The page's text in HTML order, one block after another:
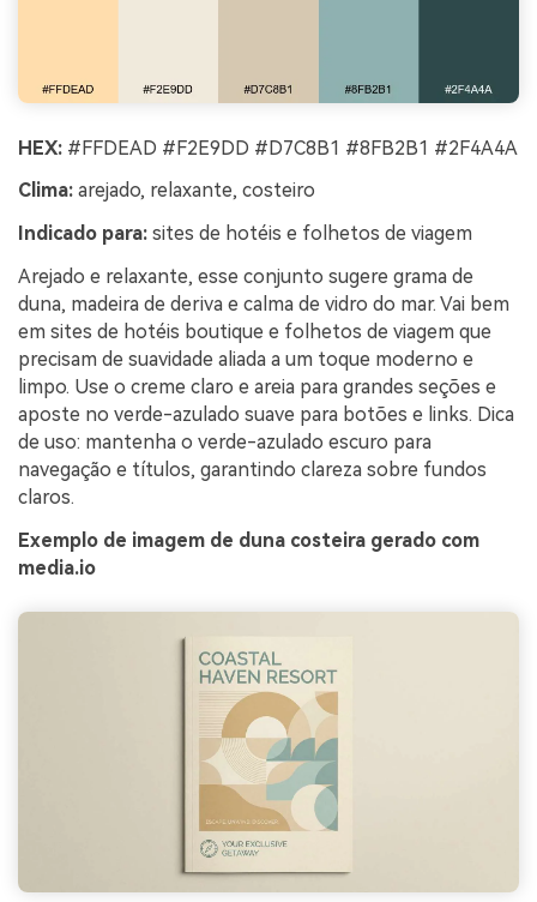
HEX: #FFDEAD #F2E9DD #D7C8B1 #8FB2B1 #2F4A4A
Clima: arejado, relaxante, costeiro
Indicado para: sites de hotéis e folhetos de viagem
Arejado e relaxante, esse conjunto sugere grama de
duna, madeira de deriva e calma de vidro do mar. Vai bem
em sites de hotéis boutique e folhetos de viagem que
precisam de suavidade aliada a um toque moderno e
limpo. Use o creme claro e areia para grandes seções e
aposte no verde-azulado suave para botões e links. Dica
de uso: mantenha o verde-azulado escuro para
navegação e títulos, garantindo clareza sobre fundos
claros.
Exemplo de imagem de duna costeira gerado com
media.io